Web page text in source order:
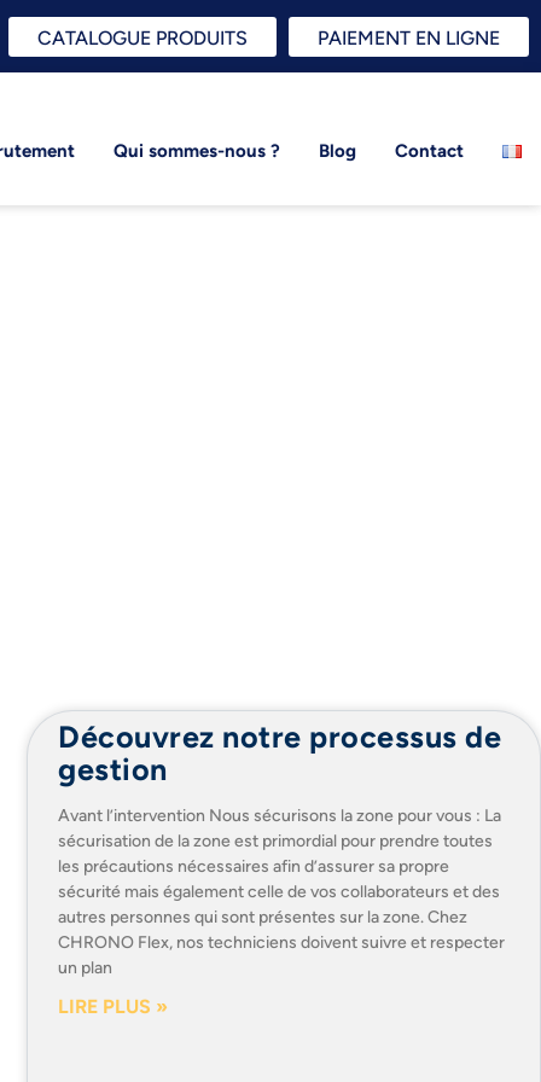
CATALOGUE PRODUITS PAIEMENT EN LIGNE
Qui sommes-nous ? Blog Contact
Découvrez notre processus de
gestion
Avant l’intervention Nous sécurisons la zone pour vous : La
sécurisation de la zone est primordial pour prendre toutes
les précautions nécessaires afin d’assurer sa propre
sécurité mais également celle de vos collaborateurs et des
autres personnes qui sont présentes sur la zone. Chez
CHRONO Flex, nos techniciens doivent suivre et respecter
un plan
LIRE PLUS »